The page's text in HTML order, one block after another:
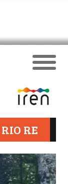
RE